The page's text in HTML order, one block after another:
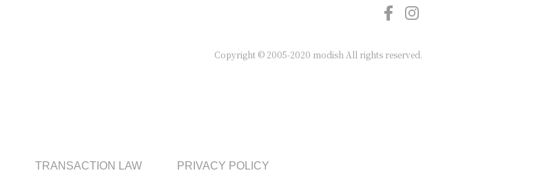
Copyright © 2005-2020 modish All rights reserved.
TRANSACTION LAW PRIVACY POLICY